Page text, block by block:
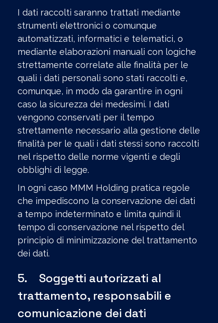
I dati raccolti saranno trattati mediante
strumenti elettronici o comunque
automatizzati, informatici e telematici, o
mediante elaborazioni manuali con logiche
strettamente correlate alle finalità per le
quali i dati personali sono stati raccolti e,
comunque, in modo da garantire in ogni
caso la sicurezza dei medesimi. I dati
vengono conservati per il tempo
strettamente necessario alla gestione delle
finalità per le quali i dati stessi sono raccolti
nel rispetto delle norme vigenti e degli
obblighi di legge.
In ogni caso MMM Holding pratica regole
che impediscono la conservazione dei dati
a tempo indeterminato e limita quindi il
tempo di conservazione nel rispetto del
principio di minimizzazione del trattamento
dei dati.
5. Soggetti autorizzati al
trattamento, responsabili e
comunicazione dei dati